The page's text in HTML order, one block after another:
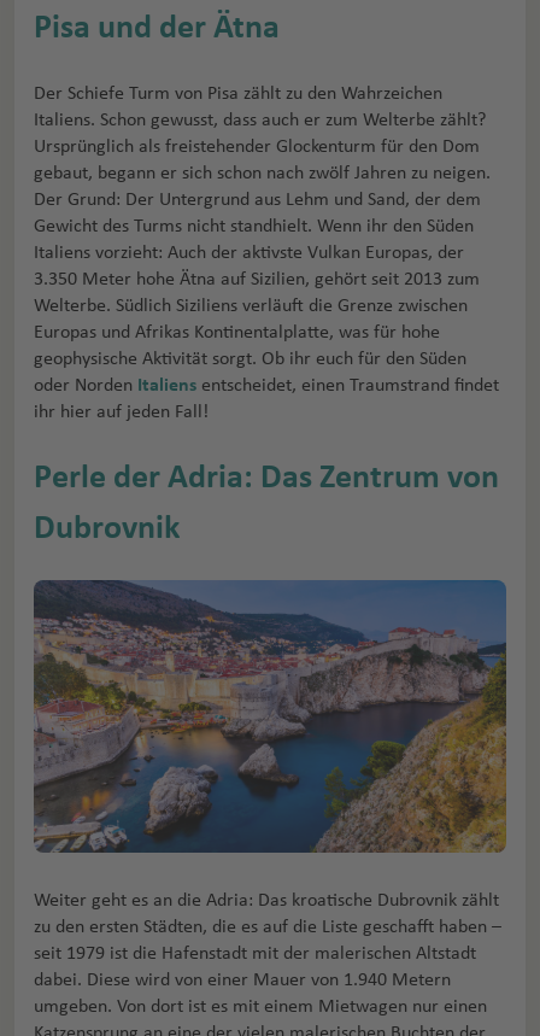
Pisa und der Ätna
Der Schiefe Turm von Pisa zählt zu den Wahrzeichen
Italiens. Schon gewusst, dass auch er zum Welterbe zählt?
Ursprünglich als freistehender Glockenturm für den Dom
gebaut, begann er sich schon nach zwölf Jahren zu neigen.
Der Grund: Der Untergrund aus Lehm und Sand, der dem
Gewicht des Turms nicht standhielt. Wenn ihr den Süden
Italiens vorzieht: Auch der aktivste Vulkan Europas, der
3.350 Meter hohe Ätna auf Sizilien, gehört seit 2013 zum
Welterbe. Südlich Siziliens verläuft die Grenze zwischen
Europas und Afrikas Kontinentalplatte, was für hohe
geophysische Aktivität sorgt. Ob ihr euch für den Süden
oder Norden Italiens entscheidet, einen Traumstrand findet
ihr hier auf jeden Fall!
Perle der Adria: Das Zentrum von
Dubrovnik
Weiter geht es an die Adria: Das kroatische Dubrovnik zählt
zu den ersten Städten, die es auf die Liste geschafft haben –
seit 1979 ist die Hafenstadt mit der malerischen Altstadt
dabei. Diese wird von einer Mauer von 1.940 Metern
umgeben. Von dort ist es mit einem Mietwagen nur einen